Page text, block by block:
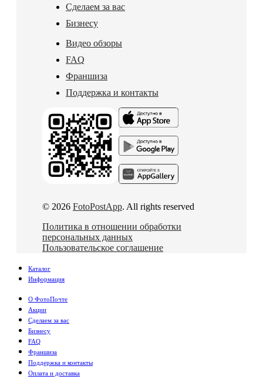
Сделаем за вас
Бизнесу
Видео обзоры
FAQ
Франшиза
Поддержка и контакты
© 2026 FotoPostApp. All rights reserved
Политика в отношении обработки
персональных данных
Пользовательское соглашение
Каталог
Информация
О ФотоПочте
Акции
Сделаем за вас
Бизнесу
FAQ
Франшиза
Поддержка и контакты
Оплата и доставка